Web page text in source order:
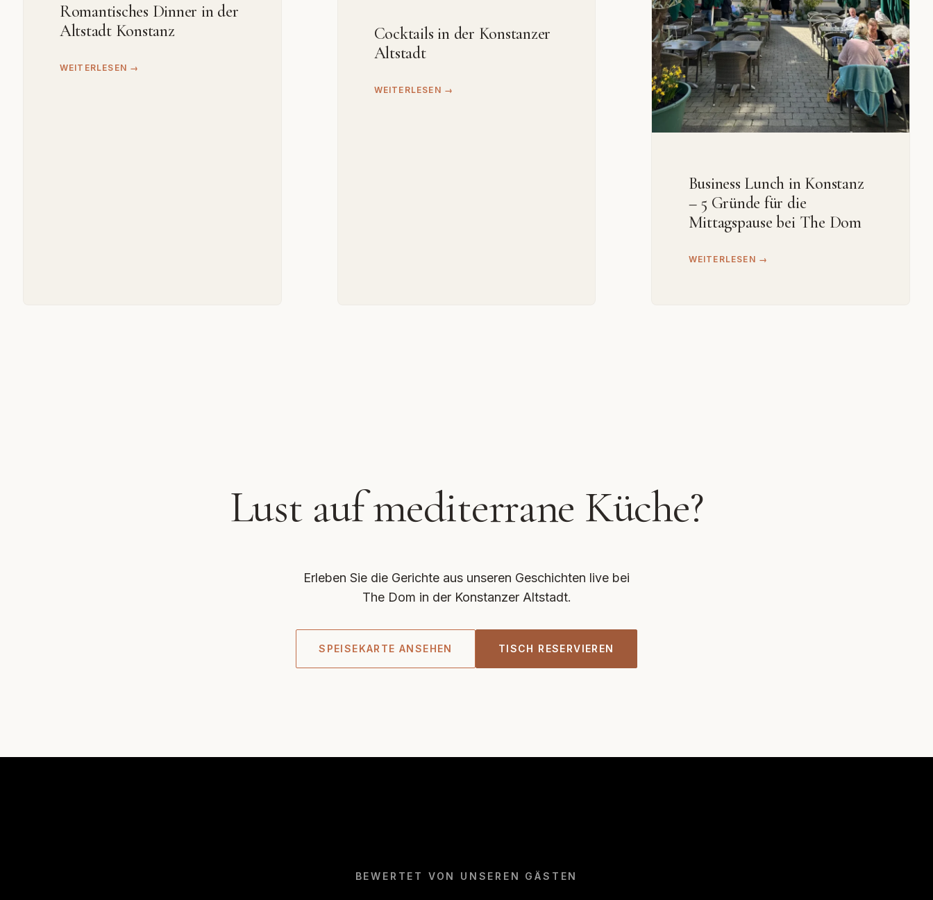
Romantisches Dinner in der
Altstadt Konstanz
WEITERLESEN →
Cocktails in der Konstanzer
Altstadt
WEITERLESEN →
Business Lunch in Konstanz
– 5 Gründe für die
Mittagspause bei The Dom
WEITERLESEN →
Lust auf mediterrane Küche?
Erleben Sie die Gerichte aus unseren Geschichten live bei
The Dom in der Konstanzer Altstadt.
SPEISEKARTE ANSEHEN TISCH RESERVIEREN
BEWERTET VON UNSEREN GÄSTEN